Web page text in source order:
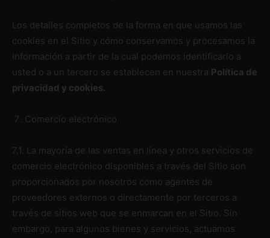
Los detalles completos de la forma en que usamos las
cookies en el Sitio y cómo conservamos y procesamos la
información a partir de la cual podemos identificarlo a
usted o a un tercero se establecen en nuestra Política de
privacidad y cookies.
Comercio electrónico
7.1. La mayoría de las ventas en línea y otros servicios de
comercio electrónico disponibles a través del Sitio son
proporcionados por nosotros como agentes de
proveedores externos o directamente por terceros a
través de sitios web que se enmarcan en el Sitio. Sin
embargo, para algunos bienes y servicios, actuamos